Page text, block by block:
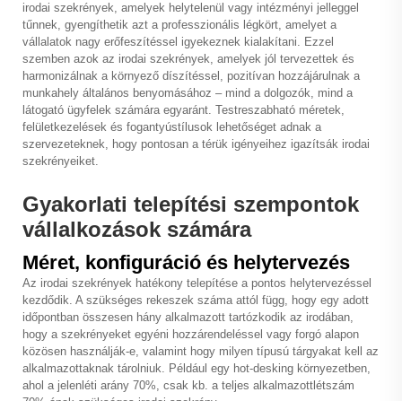
irodai szekrények, amelyek helytelenül vagy intézményi jelleggel
tűnnek, gyengíthetik azt a professzionális légkört, amelyet a
vállalatok nagy erőfeszítéssel igyekeznek kialakítani. Ezzel
szemben azok az irodai szekrények, amelyek jól tervezettek és
harmonizálnak a környező díszítéssel, pozitívan hozzájárulnak a
munkahely általános benyomásához – mind a dolgozók, mind a
látogató ügyfelek számára egyaránt. Testreszabható méretek,
felületkezelések és fogantyústílusok lehetőséget adnak a
szervezeteknek, hogy pontosan a térük igényeihez igazítsák irodai
szekrényeiket.
Gyakorlati telepítési szempontok
vállalkozások számára
Méret, konfiguráció és helytervezés
Az irodai szekrények hatékony telepítése a pontos helytervezéssel
kezdődik. A szükséges rekeszek száma attól függ, hogy egy adott
időpontban összesen hány alkalmazott tartózkodik az irodában,
hogy a szekrényeket egyéni hozzárendeléssel vagy forgó alapon
közösen használják-e, valamint hogy milyen típusú tárgyakat kell az
alkalmazottaknak tárolniuk. Például egy hot-desking környezetben,
ahol a jelenléti arány 70%, csak kb. a teljes alkalmazottlétszám